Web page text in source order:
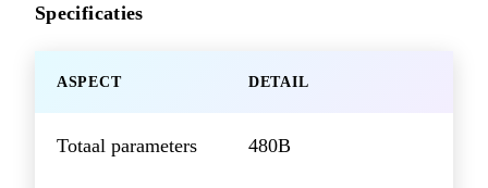
Specificaties
ASPECT DETAIL
Totaal parameters 480B